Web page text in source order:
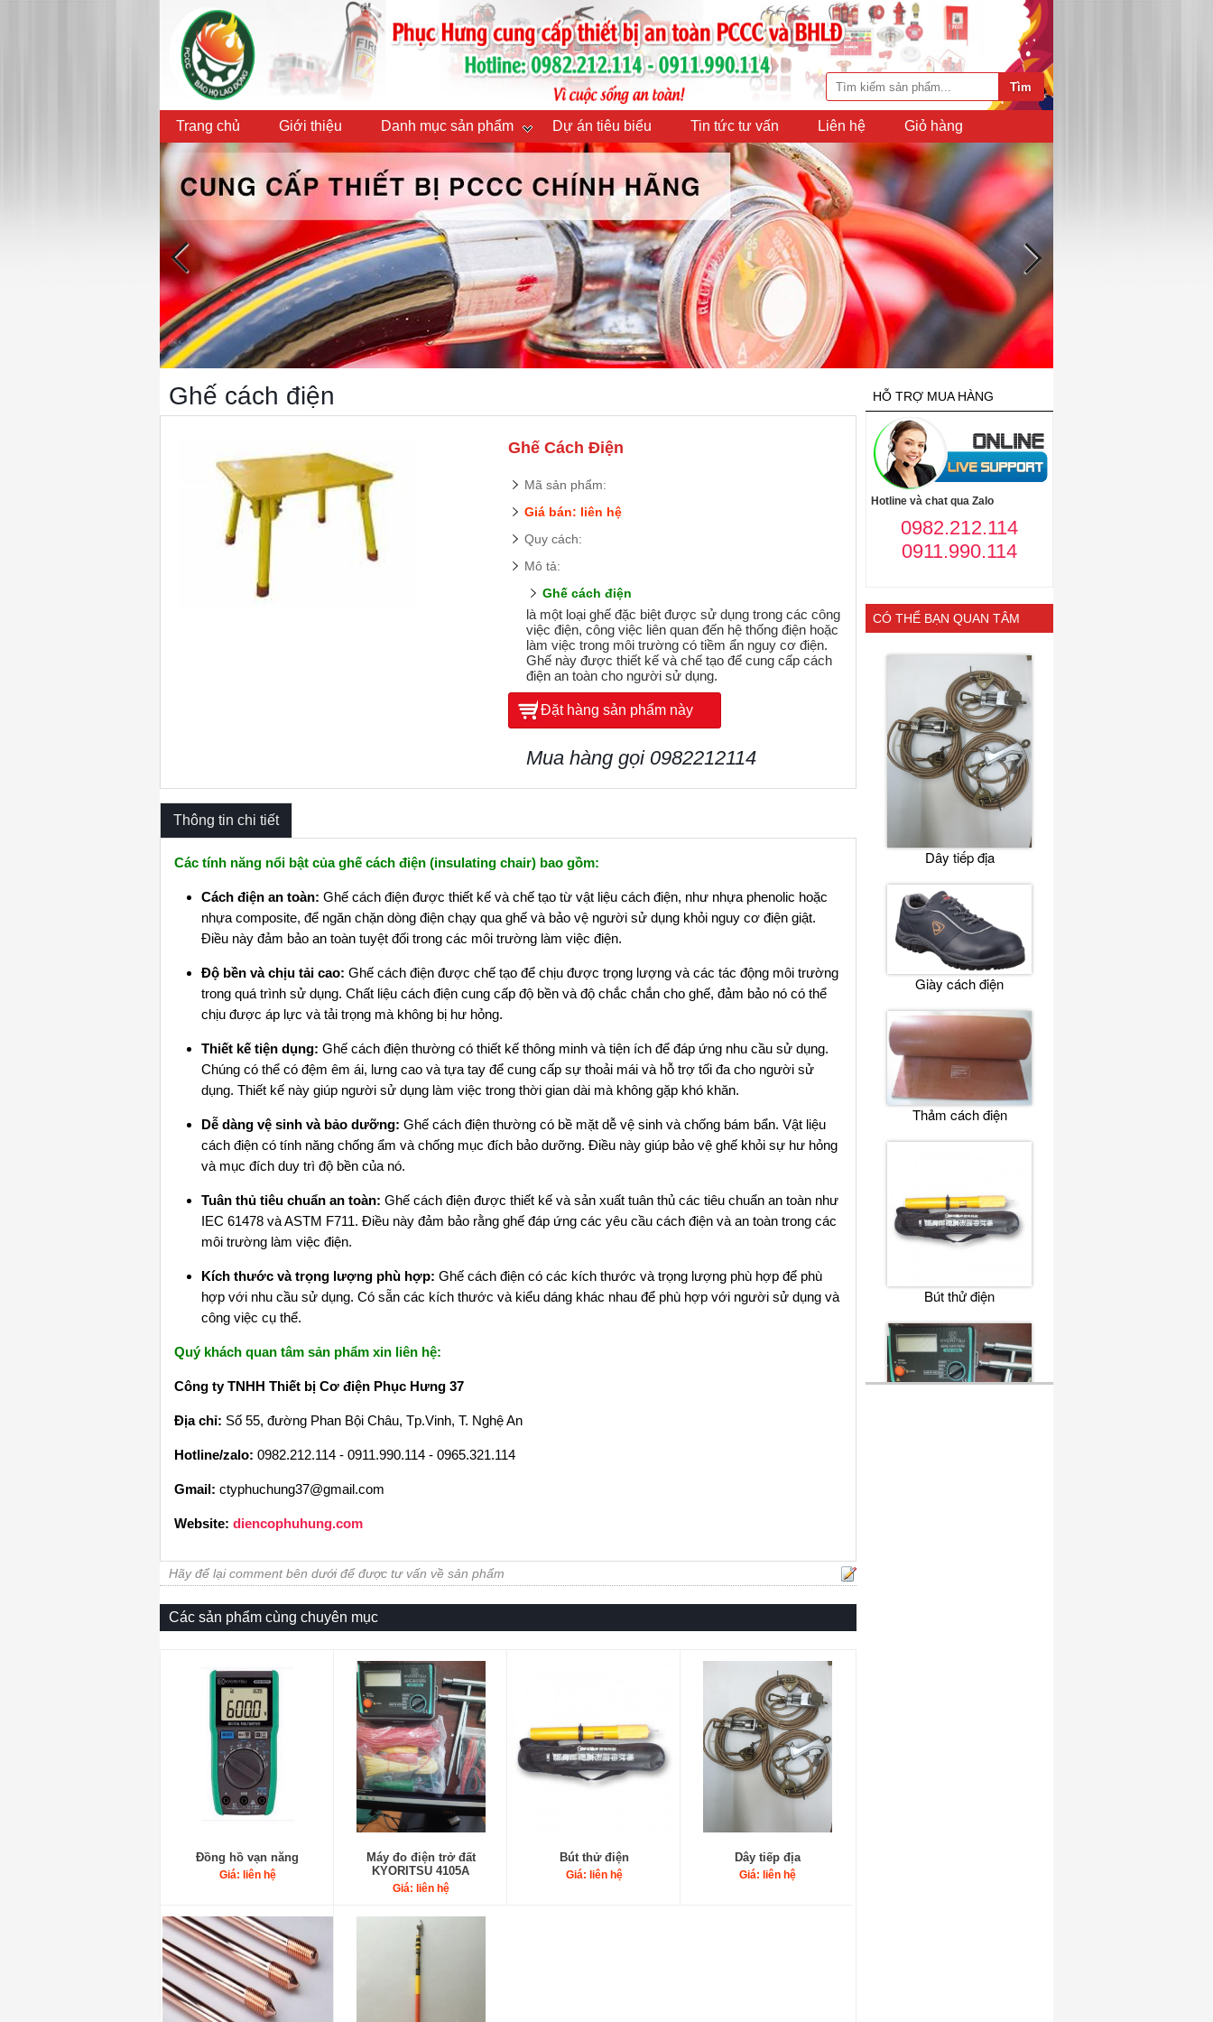
Trang chủ Giới thiệu Danh mục sản phẩm Dự án tiêu biểu Tin tức tư vấn Liên hệ Giỏ hàng
Ghế cách điện
Ghế Cách Điện
Mã sản phẩm:
Giá bán: liên hệ
Quy cách:
Mô tả:
Ghế cách điện
là một loại ghế đặc biệt được sử dụng trong các công
việc điện, công việc liên quan đến hệ thống điện hoặc
làm việc trong môi trường có tiềm ẩn nguy cơ điện.
Ghế này được thiết kế và chế tạo để cung cấp cách
điện an toàn cho người sử dụng.
Đặt hàng sản phẩm này
Mua hàng gọi 0982212114
Thông tin chi tiết
Các tính năng nổi bật của ghế cách điện (insulating chair) bao gồm:
Cách điện an toàn: Ghế cách điện được thiết kế và chế tạo từ vật liệu cách điện, như nhựa phenolic hoặc
nhựa composite, để ngăn chặn dòng điện chạy qua ghế và bảo vệ người sử dụng khỏi nguy cơ điện giật.
Điều này đảm bảo an toàn tuyệt đối trong các môi trường làm việc điện.
Độ bền và chịu tải cao: Ghế cách điện được chế tạo để chịu được trọng lượng và các tác động môi trường
trong quá trình sử dụng. Chất liệu cách điện cung cấp độ bền và độ chắc chắn cho ghế, đảm bảo nó có thể
chịu được áp lực và tải trọng mà không bị hư hỏng.
Thiết kế tiện dụng: Ghế cách điện thường có thiết kế thông minh và tiện ích để đáp ứng nhu cầu sử dụng.
Chúng có thể có đệm êm ái, lưng cao và tựa tay để cung cấp sự thoải mái và hỗ trợ tối đa cho người sử
dụng. Thiết kế này giúp người sử dụng làm việc trong thời gian dài mà không gặp khó khăn.
Dễ dàng vệ sinh và bảo dưỡng: Ghế cách điện thường có bề mặt dễ vệ sinh và chống bám bẩn. Vật liệu
cách điện có tính năng chống ẩm và chống mục đích bảo dưỡng. Điều này giúp bảo vệ ghế khỏi sự hư hỏng
và mục đích duy trì độ bền của nó.
Tuân thủ tiêu chuẩn an toàn: Ghế cách điện được thiết kế và sản xuất tuân thủ các tiêu chuẩn an toàn như
IEC 61478 và ASTM F711. Điều này đảm bảo rằng ghế đáp ứng các yêu cầu cách điện và an toàn trong các
môi trường làm việc điện.
Kích thước và trọng lượng phù hợp: Ghế cách điện có các kích thước và trọng lượng phù hợp để phù
hợp với nhu cầu sử dụng. Có sẵn các kích thước và kiểu dáng khác nhau để phù hợp với người sử dụng và
công việc cụ thể.
Quý khách quan tâm sản phẩm xin liên hệ:
Công ty TNHH Thiết bị Cơ điện Phục Hưng 37
Địa chỉ: Số 55, đường Phan Bội Châu, Tp.Vinh, T. Nghệ An
Hotline/zalo: 0982.212.114 - 0911.990.114 - 0965.321.114
Gmail: ctyphuchung37@gmail.com
Website: diencophuhung.com
Hãy để lại comment bên dưới để được tư vấn về sản phẩm
Các sản phẩm cùng chuyên mục
Đồng hồ vạn năng
Giá: liên hệ
Máy đo điện trở đất
KYORITSU 4105A
Giá: liên hệ
Bút thử điện
Giá: liên hệ
Dây tiếp địa
Giá: liên hệ
HỖ TRỢ MUA HÀNG
Hotline và chat qua Zalo
0982.212.114
0911.990.114
CÓ THỂ BẠN QUAN TÂM
Dây tiếp địa
Giày cách điện
Thảm cách điện
Bút thử điện